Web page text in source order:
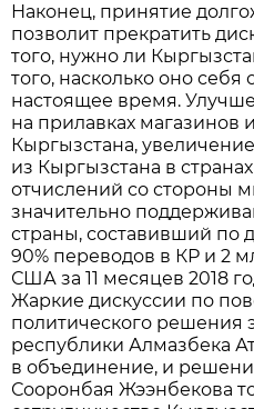
Наконец, принятие
позволит прекратить
того, нужно ли
того, насколько оно себя
настоящее время.
на прилавках магазинов
Кыргызстана,
из Кыргызстана в
отчислений со стороны
значительно
страны, составивший по
90% переводов в КР и 2
США за 11 месяцев 2018
Жаркие дискуссии по
политического решения
республики Алмазбека
в объединение, и
Сооронбая Жээнбекова